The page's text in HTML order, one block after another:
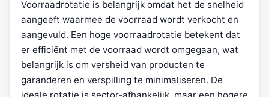
Voorraadrotatie is belangrijk omdat het de snelheid
aangeeft waarmee de voorraad wordt verkocht en
aangevuld. Een hoge voorraadrotatie betekent dat
er efficiënt met de voorraad wordt omgegaan, wat
belangrijk is om versheid van producten te
garanderen en verspilling te minimaliseren. De